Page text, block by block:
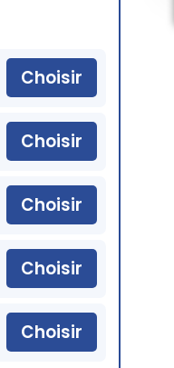
Choisir
Choisir
Choisir
Choisir
Choisir